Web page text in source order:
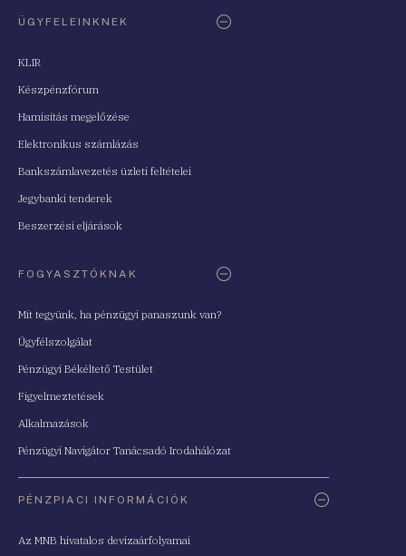
ÜGYFELEINKNEK
KLIR
Készpénzfórum
Hamisítás megelőzése
Elektronikus számlázás
Bankszámlavezetés üzleti feltételei
Jegybanki tenderek
Beszerzési eljárások
FOGYASZTÓKNAK
Mit tegyünk, ha pénzügyi panaszunk van?
Ügyfélszolgálat
Pénzügyi Békéltető Testület
Figyelmeztetések
Alkalmazások
Pénzügyi Navigátor Tanácsadó Irodahálózat
PÉNZPIACI INFORMÁCIÓK
Az MNB hivatalos devizaárfolyamai